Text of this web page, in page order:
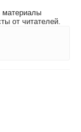
материалы
от читателей.